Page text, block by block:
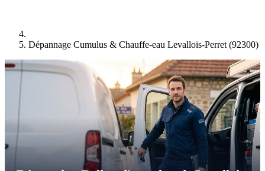
Dépannage Cumulus & Chauffe-eau Levallois-Perret (92300)